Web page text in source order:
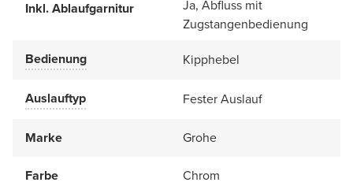
Inkl. Ablaufgarnitur
Ja, Abfluss mit
Zugstangenbedienung
Bedienung
Kipphebel
Auslauftyp Fester Auslauf
Marke Grohe
Farbe Chrom